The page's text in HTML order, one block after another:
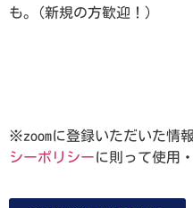
も。(新規の方歓迎！）
※zoomに登録いただいた情
シーポリシーに則って使用